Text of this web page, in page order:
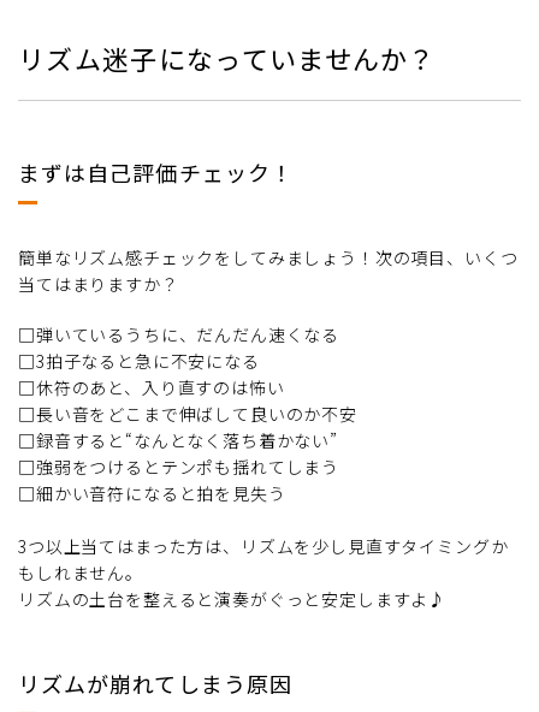
リズム迷子になっていませんか？
まずは自己評価チェック！
簡単なリズム感チェックをしてみましょう！次の項目、いくつ
当てはまりますか？
□弾いているうちに、だんだん速くなる
□3拍子なると急に不安になる
□休符のあと、入り直すのは怖い
□長い音をどこまで伸ばして良いのか不安
□録音すると“なんとなく落ち着かない”
□強弱をつけるとテンポも揺れてしまう
□細かい音符になると拍を見失う
3つ以上当てはまった方は、リズムを少し見直すタイミングか
もしれません。
リズムの土台を整えると演奏がぐっと安定しますよ♪
リズムが崩れてしまう原因